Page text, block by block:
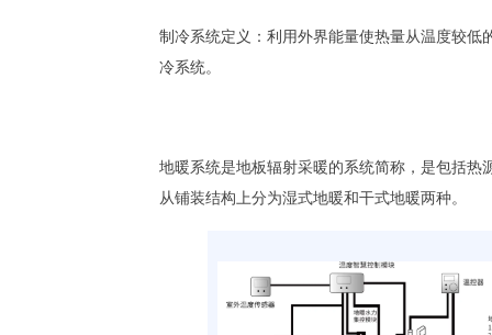
制冷系统定义：利用外界能量使热量从温度较
冷系统。
地暖系统是地板辐射采暖的系统简称，是包括
从铺装结构上分为湿式地暖和干式地暖两种。